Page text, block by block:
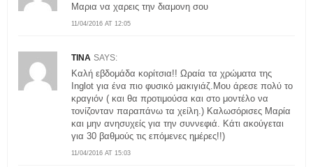
11/04/2016 AT 12:05
Μαρια να χαρεις την διαμονη σου
TINA SAYS:
11/04/2016 AT 15:03
Καλή εβδομάδα κορίτσια!! Ωραία τα χρώματα της
Inglot για ένα πιο φυσικό μακιγιάζ.Μου άρεσε πολύ το
κραγιόν ( και θα προτιμούσα και στο μοντέλο να
τονίζονταν παραπάνω τα χείλη.) Καλωσόρισες Μαρία
και μην ανησυχείς για την συννεφιά. Κάτι ακούγεται
για 30 βαθμούς τις επόμενες ημέρες!!)